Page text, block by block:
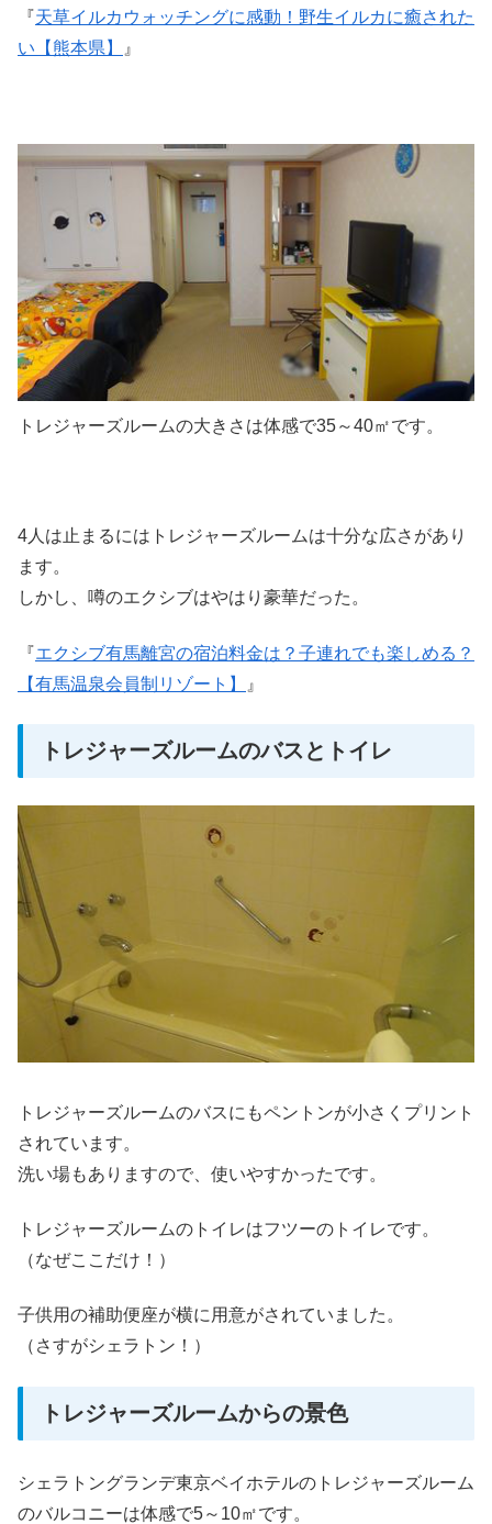
『天草イルカウォッチングに感動！野生イルカに癒された
い【熊本県】
』
トレジャーズルームの大きさは体感で35～40㎡です。
4人は止まるにはトレジャーズルームは十分な広さがあり
ます。
しかし、噂のエクシブはやはり豪華だった。
『エクシブ有馬離宮の宿泊料金は？子連れでも楽しめる？
【有馬温泉会員制リゾート】
』
トレジャーズルームのバスとトイレ
トレジャーズルームのバスにもペントンが小さくプリント
されています。
洗い場もありますので、使いやすかったです。
トレジャーズルームのトイレはフツーのトイレです。
（なぜここだけ！）
子供用の補助便座が横に用意がされていました。
（さすがシェラトン！）
トレジャーズルームからの景色
シェラトングランデ東京ベイホテルのトレジャーズルーム
のバルコニーは体感で5～10㎡です。